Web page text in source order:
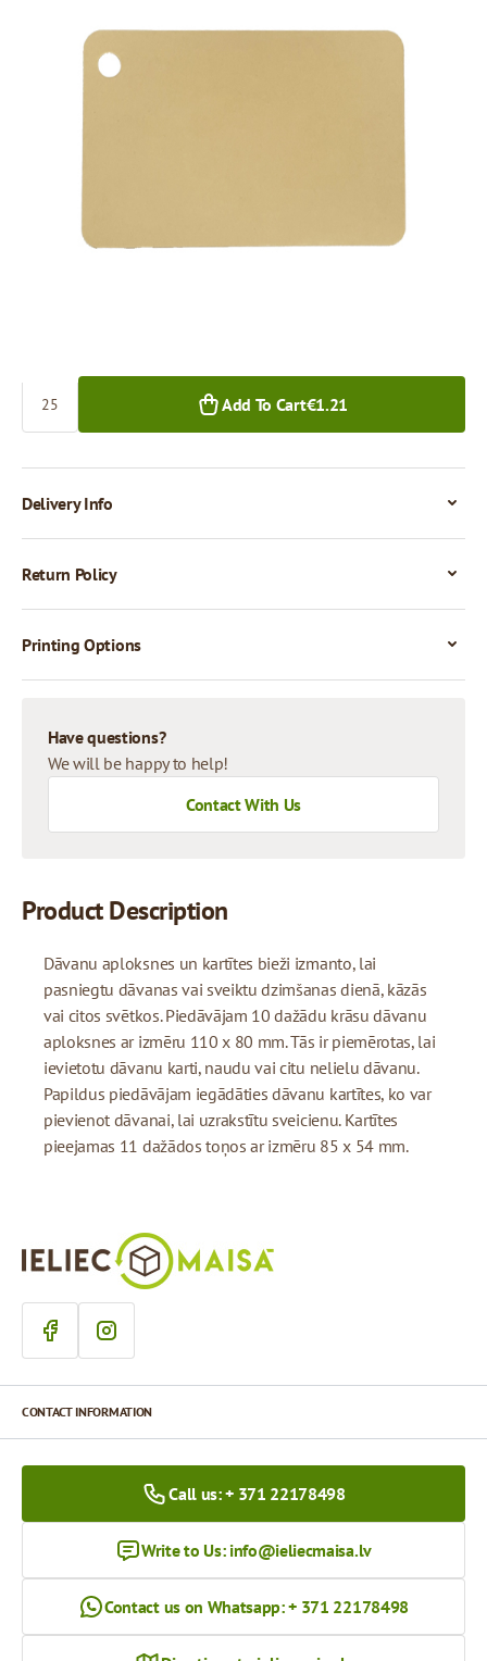
85 x 54 mm
Thickness:170 g/m2
Quantity
Add To Cart€1.21
Delivery Info
Return Policy
Printing Options
Have questions?
We will be happy to help!
Contact With Us
Product Description
Dāvanu aploksnes un kartītes bieži izmanto, lai
pasniegtu dāvanas vai sveiktu dzimšanas dienā, kāzās
vai citos svētkos. Piedāvājam 10 dažādu krāsu dāvanu
aploksnes ar izmēru 110 x 80 mm. Tās ir piemērotas, lai
ievietotu dāvanu karti, naudu vai citu nelielu dāvanu.
Papildus piedāvājam iegādāties dāvanu kartītes, ko var
pievienot dāvanai, lai uzrakstītu sveicienu. Kartītes
pieejamas 11 dažādos toņos ar izmēru 85 x 54 mm.
CONTACT INFORMATION
Call us: + 371 22178498
Write to Us: info@ieliecmaisa.lv
Contact us on Whatsapp: + 371 22178498